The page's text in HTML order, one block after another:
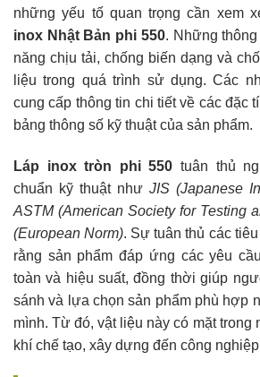
những yếu tố quan trọng cần xem
inox Nhật Bản phi 550. Những
năng chịu tải, chống biến dạng và
liệu trong quá trình sử dụng. Các
cung cấp thông tin chi tiết về các đặc
bảng thông số kỹ thuật của sản phẩm.
Láp inox tròn phi 550 tuân thủ
chuẩn kỹ thuật như JIS (Japanese
ASTM (American Society for Testing
(European Norm). Sự tuân thủ các
rằng sản phẩm đáp ứng các yêu
toàn và hiệu suất, đồng thời giúp
sánh và lựa chọn sản phẩm phù hợp
mình. Từ đó, vật liệu này có mặt
khí chế tạo, xây dựng đến công